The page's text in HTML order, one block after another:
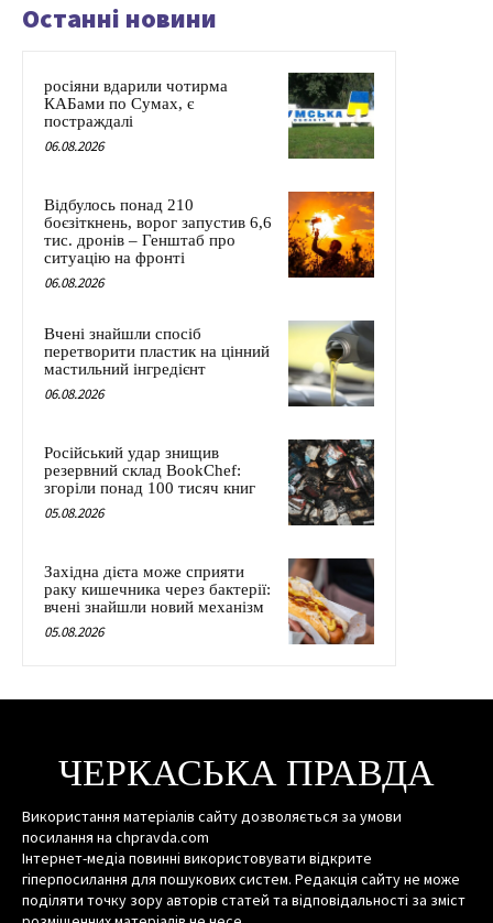
Останні новини
росіяни вдарили чотирма
КАБами по Сумах, є
постраждалі
06.08.2026
Відбулось понад 210
боєзіткнень, ворог запустив 6,6
тис. дронів – Генштаб про
ситуацію на фронті
06.08.2026
Вчені знайшли спосіб
перетворити пластик на цінний
мастильний інгредієнт
06.08.2026
Російський удар знищив
резервний склад BookChef:
згоріли понад 100 тисяч книг
05.08.2026
Західна дієта може сприяти
раку кишечника через бактерії:
вчені знайшли новий механізм
05.08.2026
ЧЕРКАСЬКА ПРАВДА
Використання матеріалів сайту дозволяється за умови
посилання на chpravda.com
Інтернет-медіа повинні використовувати відкрите
гіперпосилання для пошукових систем. Редакція сайту не може
поділяти точку зору авторів статей та відповідальності за зміст